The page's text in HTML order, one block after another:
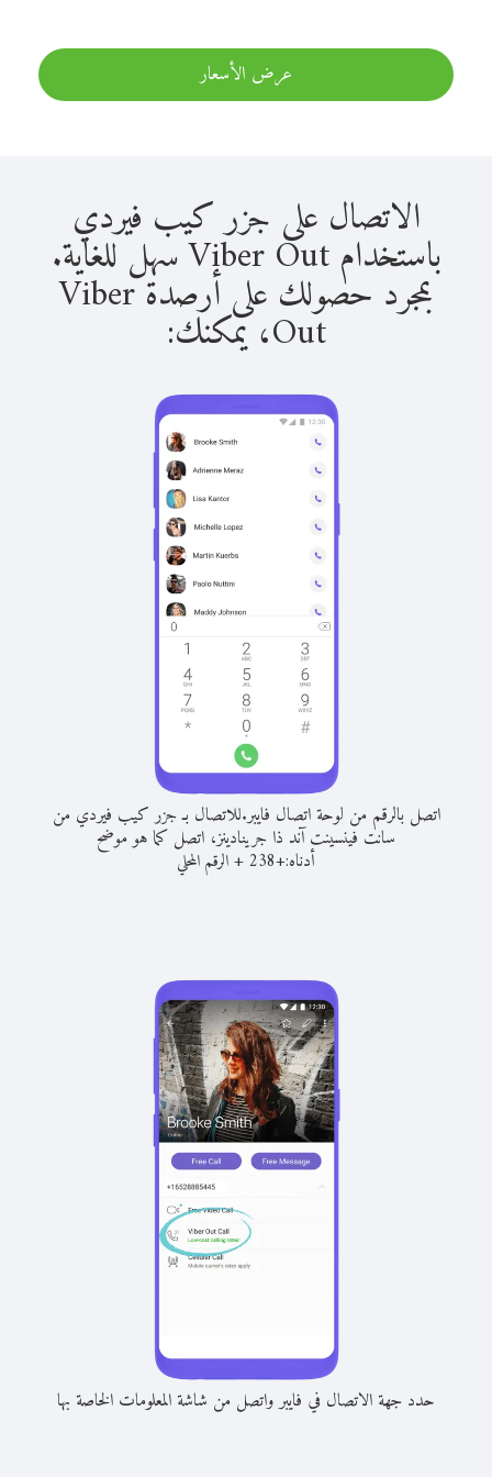
عرض الأسعار
الاتصال على جزر كيب فيردي
باستخدام Viber Out سهل للغاية.
بمجرد حصولك على أرصدة Viber
Out، يمكنك:
اتصل بالرقم من لوحة اتصال فايبر.للاتصال بـ جزر كيب فيردي من
سانت فينسينت آند ذا جرينادينز، اتصل كما هو موضح
أدناه:+
238
+الرقم المحلي
حدد جهة الاتصال في فايبر واتصل من شاشة المعلومات الخاصة بها